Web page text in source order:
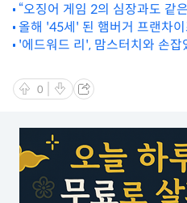
“오징어 게임 2의 심장과도 같
는 한국 배우
올해 '45세' 된 햄버거 프랜차
'두자릿 수' 증가했다
'에드워드 리', 맘스터치와 손
0